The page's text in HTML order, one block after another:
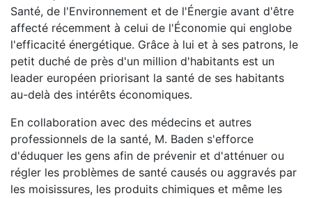
Santé, de l'Environnement et de l'Énergie avant d'être
affecté récemment à celui de l'Économie qui englobe
l'efficacité énergétique. Grâce à lui et à ses patrons, le
petit duché de près d'un million d'habitants est un
leader européen priorisant la santé de ses habitants
au-delà des intérêts économiques.
En collaboration avec des médecins et autres
professionnels de la santé, M. Baden s'efforce
d'éduquer les gens afin de prévenir et d'atténuer ou
régler les problèmes de santé causés ou aggravés par
les moisissures, les produits chimiques et même les